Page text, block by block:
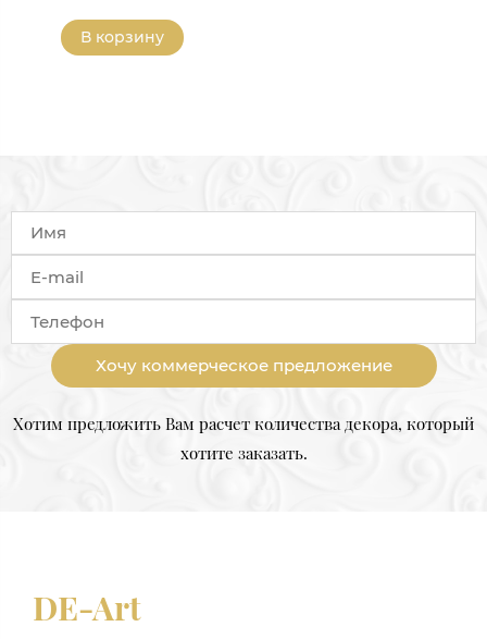
В корзину
Хочу коммерческое предложение
Хотим предложить Вам расчет количества декора, который
хотите заказать.
DE-Art